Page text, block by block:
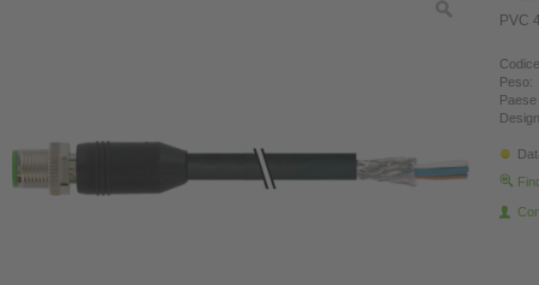
PVC
Peso: